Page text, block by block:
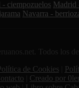
- ciempozuelos Madrid
jarama Navarra -
Todos los
de Cookies
Creado por